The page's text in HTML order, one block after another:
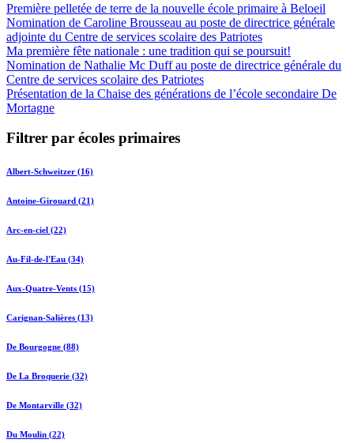
Première pelletée de terre de la nouvelle école primaire à Beloeil
Nomination de Caroline Brousseau au poste de directrice générale
adjointe du Centre de services scolaire des Patriotes
Ma première fête nationale : une tradition qui se poursuit!
Nomination de Nathalie Mc Duff au poste de directrice générale du
Centre de services scolaire des Patriotes
Présentation de la Chaise des générations de l’école secondaire De
Mortagne
Filtrer par écoles primaires
Albert-Schweitzer (16)
Antoine-Girouard (21)
Arc-en-ciel (22)
Au-Fil-de-l'Eau (34)
Aux-Quatre-Vents (15)
Carignan-Salières (13)
De Bourgogne (88)
De La Broquerie (32)
De Montarville (32)
Du Moulin (22)